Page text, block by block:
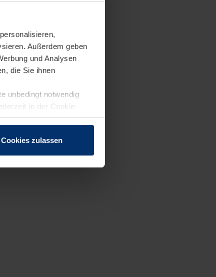
Außerdem geben
und Analysen
die Sie ihnen
unbedingt notwendig
in der Cookie-
zulassen